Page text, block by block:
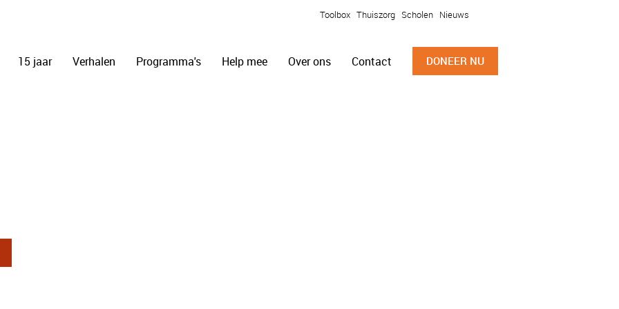
Toolbox Thuiszorg Scholen Nieuws
15 jaar Verhalen Programma's Help mee Over ons Contact DONEER NU